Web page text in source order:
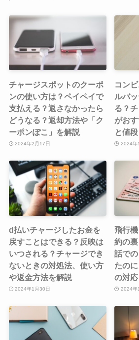
チャージスポットのクーポ
ンの使い方は？ペイペイで
支払える？返さなかったら
どうなる？返却方法や「ク
ーポンぽこ」を解説
2024年2月17日
コン
ルバ
る？
がお
と値段
2024年
d払いチャージしたお金を
戻すことはできる？反映は
いつされる？チャージでき
ないときの対処法、使い方
や返金方法を解説
2024年1月30日
飛行
約の
話で
たの
の対
2024年